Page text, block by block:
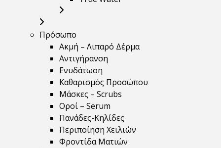
Πρόσωπο
Ακμή – Λιπαρό Δέρμα
Αντιγήρανση
Ενυδάτωση
Καθαρισμός Προσώπου
Μάσκες – Scrubs
Οροί – Serum
Πανάδες-Κηλίδες
Περιποίηση Χειλιών
Φροντίδα Ματιών